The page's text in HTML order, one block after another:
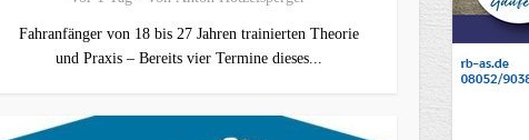
Fahranfänger von 18 bis 27 Jahren trainierten Theorie
und Praxis – Bereits vier Termine dieses...